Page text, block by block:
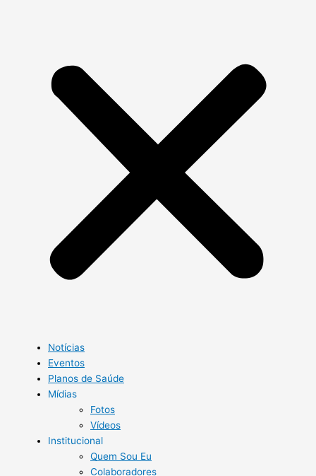
Notícias
Eventos
Planos de Saúde
Mídias
Fotos
Vídeos
Institucional
Quem Sou Eu
Colaboradores